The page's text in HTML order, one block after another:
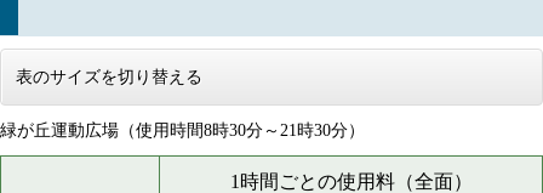
表のサイズを切り替える
緑が丘運動広場（使用時間8時30分～21時30分）
1時間ごとの使用料（全面）